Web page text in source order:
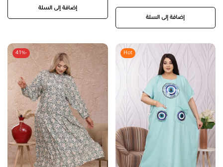
إضافة إلى السلة
إضافة إلى السلة
Hot
-41%